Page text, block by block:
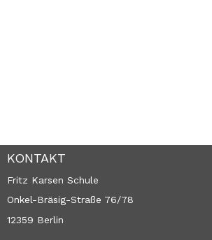
KONTAKT
Fritz Karsen Schule
Onkel-Bräsig-Straße 76/78
12359 Berlin